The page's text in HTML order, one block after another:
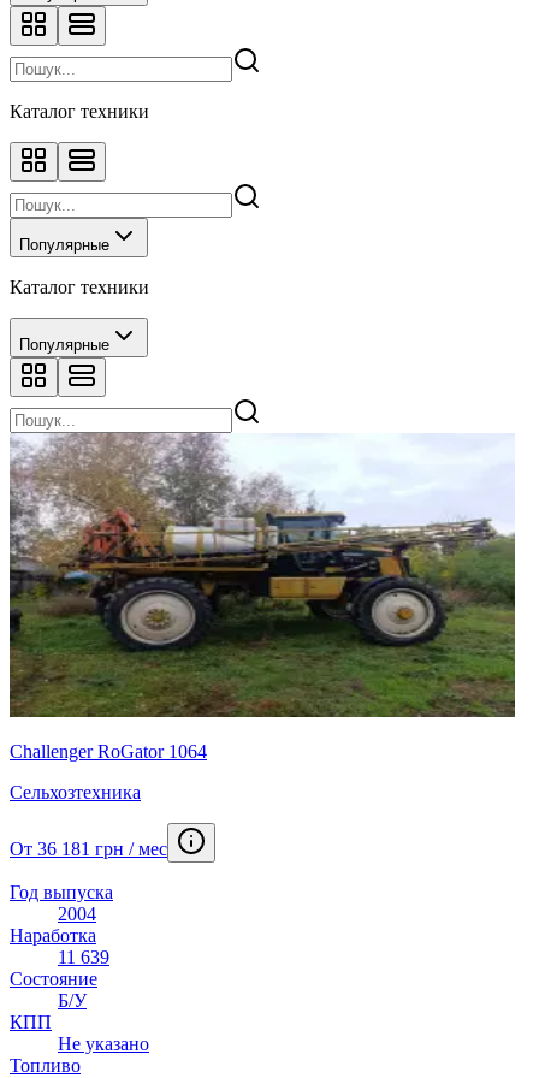
Каталог техники
Популярные
Каталог техники
Популярные
Challenger RoGator 1064
Сельхозтехника
От 36 181 грн / мес
Год выпуска
2004
Наработка
11 639
Состояние
Б/У
КПП
Не указано
Топливо